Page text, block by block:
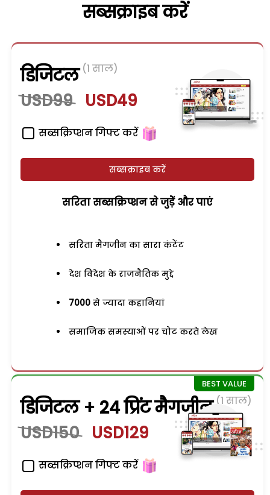
सब्सक्राइब करें
डिजिटल (1 साल)
USD99 USD49
सब्सक्रिप्शन गिफ्ट करें
सब्सक्राइब करें
सरिता सब्सक्रिप्शन से जुड़ेें और पाएं
सरिता मैगजीन का सारा कंटेंट
देश विदेश के राजनैतिक मुद्दे
7000 से ज्यादा कहानियां
समाजिक समस्याओं पर चोट करते लेख
डिजिटल + 24 प्रिंट मैगजीन (1 साल)
USD150 USD129
सब्सक्रिप्शन गिफ्ट करें